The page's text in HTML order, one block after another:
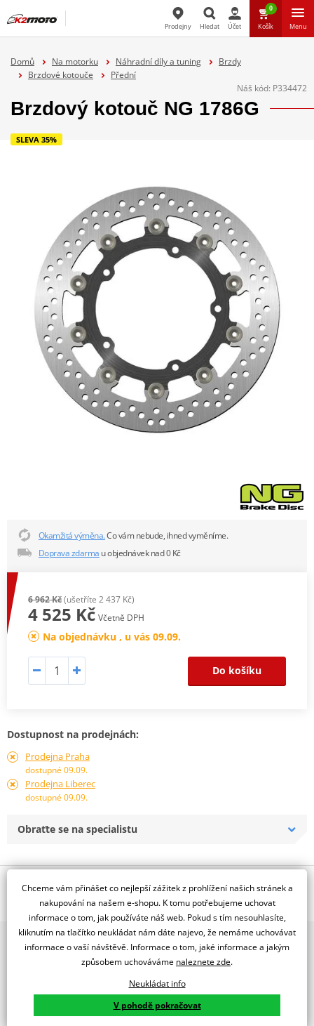
Prodejny Hledat Účet
0
Košík Menu
Domů Na motorku Náhradní díly a tuning
Brzdy
Brzdové kotouče
Přední
Náš kód: P334472
Brzdový kotouč NG 1786G
SLEVA 35%
Okamžitá výměna.Co vám nebude, ihned vyměníme.
Doprava zdarma u objednávek nad 0 Kč
6 962 Kč(ušetříte 2 437 Kč)
4 525 Kč Včetně DPH
Na objednávku , u vás 09.09.
Do košíku
Dostupnost na prodejnách:
Prodejna Praha
dostupné 09.09.
Prodejna Liberec
dostupné 09.09.
Obraťte se na specialistu
Popis a parametry
Jsme autorizovaný
dealer značky NG
Plovoucí, D298, d132 t5,02x multibrand showroom
9 značek motocyklů, servis, oblečení, doplňky i náhradní
díly, to vše v Praze a Liberci
Více než 30 let zkušeností
Za řídítky motorek, v servisu i prodeji moto vybavení
Chceme vám přinášet co nejlepší zážitek z prohlížení našich stránek a
nakupování na našem e-shopu. K tomu potřebujeme uchovat
informace o tom, jak používáte náš web. Pokud s tím nesouhlasíte,
kliknutím na tlačítko neukládat nám dáte najevo, že nemáme uchovávat
informace o vaší návštěvě. Informace o tom, jaké informace a jakým
způsobem uchováváme naleznete zde.
Neukládat info
V pohodě pokračovat